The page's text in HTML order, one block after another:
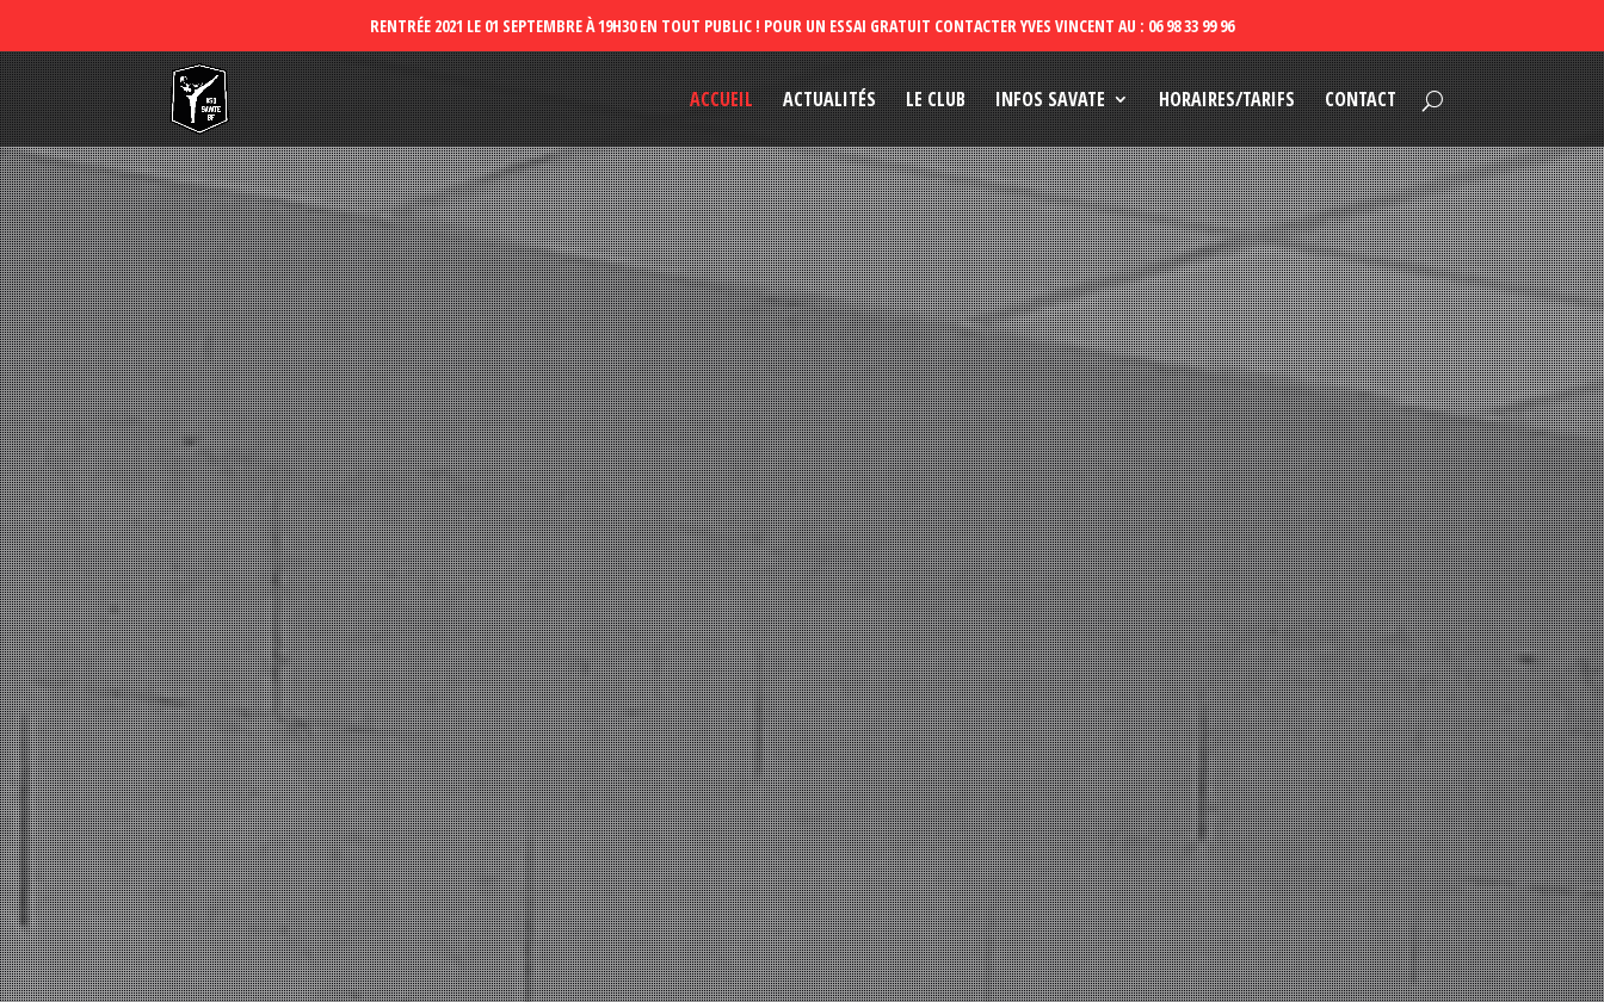
ACCUEIL ACTUALITÉS LE CLUB INFOS SAVATE HORAIRES/TARIFS CONTACT